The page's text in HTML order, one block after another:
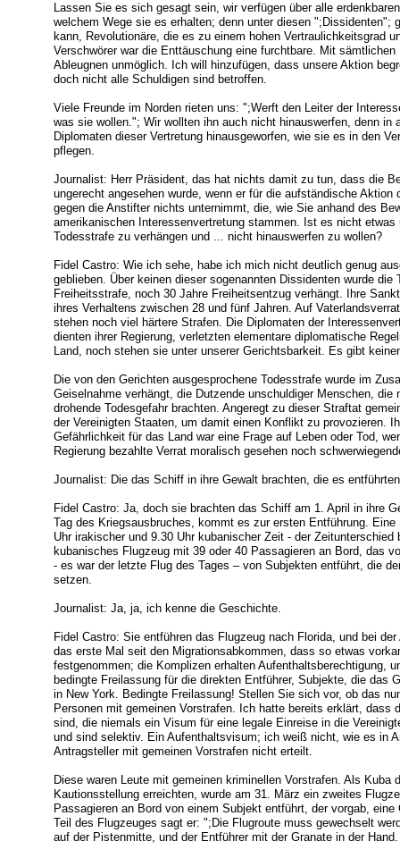
Lassen Sie es sich gesagt sein, wir verfügen über alle
welchem Wege sie es erhalten; denn unter diesen ";Dissidenten";
kann, Revolutionäre, die es zu einem hohen Vertraulichkeitsgrad
Verschwörer war die Enttäuschung eine furchtbare. Mit
Ableugnen unmöglich. Ich will hinzufügen, dass unsere Aktion
doch nicht alle Schuldigen sind betroffen.
Viele Freunde im Norden rieten uns: ";Werft den Leiter der
was sie wollen."; Wir wollten ihn auch nicht hinauswerfen, denn in
Diplomaten dieser Vertretung hinausgeworfen, wie sie es in den
pflegen.
Journalist: Herr Präsident, das hat nichts damit zu tun, dass die
ungerecht angesehen wurde, wenn er für die aufständische
gegen die Anstifter nichts unternimmt, die, wie Sie anhand des
amerikanischen Interessenvertretung stammen. Ist es nicht
Todesstrafe zu verhängen und ... nicht hinauswerfen zu wollen?
Fidel Castro: Wie ich sehe, habe ich mich nicht deutlich genug
geblieben. Über keinen dieser sogenannten Dissidenten wurde
Freiheitsstrafe, noch 30 Jahre Freiheitsentzug verhängt. Ihre
ihres Verhaltens zwischen 28 und fünf Jahren. Auf
stehen noch viel härtere Strafen. Die Diplomaten der
dienten ihrer Regierung, verletzten elementare diplomatische
Land, noch stehen sie unter unserer Gerichtsbarkeit. Es gibt
Die von den Gerichten ausgesprochene Todesstrafe wurde im
Geiselnahme verhängt, die Dutzende unschuldiger Menschen,
drohende Todesgefahr brachten. Angeregt zu dieser Straftat
der Vereinigten Staaten, um damit einen Konflikt zu provozieren.
Gefährlichkeit für das Land war eine Frage auf Leben oder Tod,
Regierung bezahlte Verrat moralisch gesehen noch
Journalist: Die das Schiff in ihre Gewalt brachten, die es
Fidel Castro: Ja, doch sie brachten das Schiff am 1. April in ihre
Tag des Kriegsausbruches, kommt es zur ersten Entführung.
Uhr irakischer und 9.30 Uhr kubanischer Zeit - der Zeitunterschied
kubanisches Flugzeug mit 39 oder 40 Passagieren an Bord, das
- es war der letzte Flug des Tages – von Subjekten entführt, die
setzen.
Journalist: Ja, ja, ich kenne die Geschichte.
Fidel Castro: Sie entführen das Flugzeug nach Florida, und bei
das erste Mal seit den Migrationsabkommen, dass so etwas
festgenommen; die Komplizen erhalten Aufenthaltsberechtigung,
bedingte Freilassung für die direkten Entführer, Subjekte, die das
in New York. Bedingte Freilassung! Stellen Sie sich vor, ob das
Personen mit gemeinen Vorstrafen. Ich hatte bereits erklärt, dass
sind, die niemals ein Visum für eine legale Einreise in die
und sind selektiv. Ein Aufenthaltsvisum; ich weiß nicht, wie es in
Antragsteller mit gemeinen Vorstrafen nicht erteilt.
Diese waren Leute mit gemeinen kriminellen Vorstrafen. Als Kuba
Kautionsstellung erreichten, wurde am 31. März ein zweites
Passagieren an Bord von einem Subjekt entführt, der vorgab,
Teil des Flugzeuges sagt er: ";Die Flugroute muss gewechselt
auf der Pistenmitte, und der Entführer mit der Granate in der